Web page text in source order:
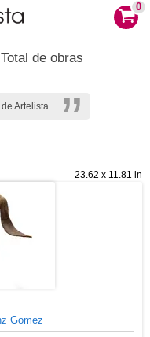
0
de obras
Artelista.
23.62 x 11.81 in
Gomez